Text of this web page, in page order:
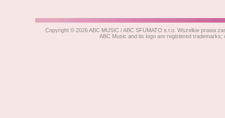
Copyright © 2026 ABC MUSIC / ABC SFUMATO s.r.o. Wszelkie prawa
ABC Music and its logo are registered